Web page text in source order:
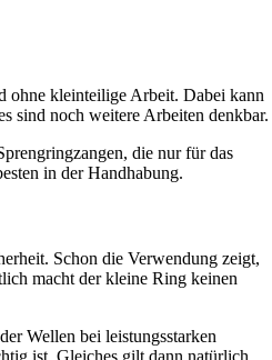
ohne kleinteilige Arbeit. Dabei kann
sind noch weitere Arbeiten denkbar.
die nur für das
in der Handhabung.
Schon die Verwendung zeigt,
macht der kleine Ring keinen
Wellen bei leistungsstarken
ist. Gleiches gilt dann natürlich